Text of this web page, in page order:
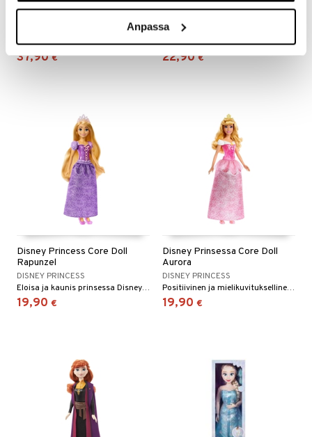
Anpassa
Disney Taapero Nukke
Kaunis nukke uudesta Vaiana 2 -elokuvasta!
37,90 €
Disney Princess Play
DISNEY PRINCESS
Siisti leikkipuhelin hauskoin lisävarustein.
22,90 €
Disney Princess Core Doll
Rapunzel
DISNEY PRINCESS
Eloisa ja kaunis prinsessa Disneyn elokuvasta Tangled.
19,90 €
Disney Prinsessa Core Doll
Aurora
DISNEY PRINCESS
Positiivinen ja mielikuvituksellinen prinsessa Disneyn Prinsessa Ruususesta!
19,90 €